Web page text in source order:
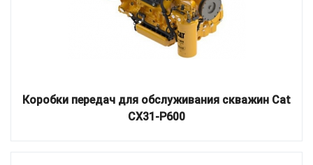
Коробки передач для обслуживания скважин Cat
CX31-P600